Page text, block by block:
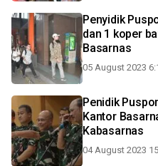
Penyidik
dan 1 koper
Basarnas
05 August 2023
Penidik
Kantor
Kabasarnas
04 August 2023